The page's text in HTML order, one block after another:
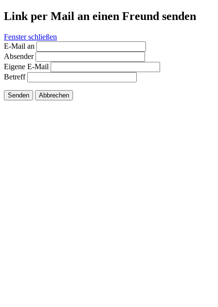
Link per Mail an einen Freund senden
Fenster schließen
E-Mail an
Absender
Eigene E-Mail
Betreff
Senden Abbrechen